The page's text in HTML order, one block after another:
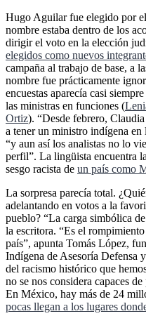
Hugo Aguilar fue elegido por
nombre estaba dentro de los
dirigir el voto en la elección
elegidos como nuevos
campaña al trabajo de base, a
nombre fue prácticamente
encuestas aparecía casi
las ministras en funciones (
Ortiz). “Desde febrero,
a tener un ministro indígena
“y aun así los analistas no lo
perfil”. La lingüista encuentra
sesgo racista de un país como
La sorpresa parecía total.
adelantando en votos a la
pueblo? “La carga simbólica
la escritora. “Es el
país”, apunta Tomás López,
Indígena de Asesoría Defensa
del racismo histórico que
no se nos considera capaces
En México, hay más de 24
pocas llegan a los lugares